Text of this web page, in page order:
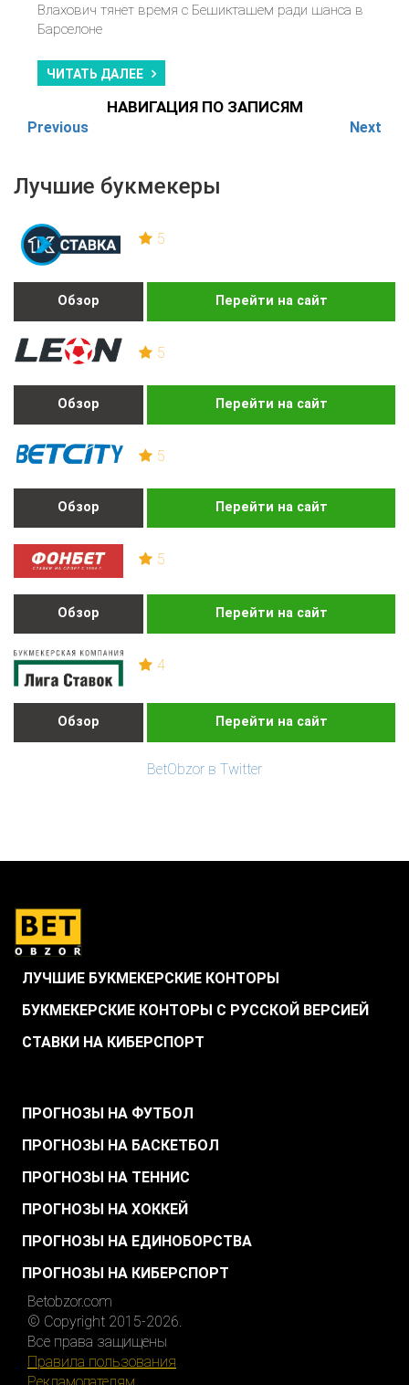
Лучшие букмекеры
5
Обзор Перейти на сайт
5
Обзор Перейти на сайт
5
Обзор Перейти на сайт
5
Обзор Перейти на сайт
4
Обзор Перейти на сайт
BetObzor в Twitter
Влахович тянет время с Бешикташем ради шанса в
Барселоне
ЧИТАТЬ ДАЛЕЕ
НАВИГАЦИЯ ПО ЗАПИСЯМ
Previous Next
ЛУЧШИЕ БУКМЕКЕРСКИЕ КОНТОРЫ
БУКМЕКЕРСКИЕ КОНТОРЫ С РУССКОЙ ВЕРСИЕЙ
СТАВКИ НА КИБЕРСПОРТ
ПРОГНОЗЫ НА ФУТБОЛ
ПРОГНОЗЫ НА БАСКЕТБОЛ
ПРОГНОЗЫ НА ТЕННИС
ПРОГНОЗЫ НА ХОККЕЙ
ПРОГНОЗЫ НА ЕДИНОБОРСТВА
ПРОГНОЗЫ НА КИБЕРСПОРТ
Betobzor.com
© Copyright 2015-2026.
Все права защищены
Правила пользования